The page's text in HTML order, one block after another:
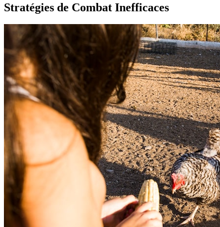
Stratégies de Combat Inefficaces